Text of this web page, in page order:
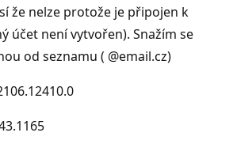
že nelze protože je připojen k
účet není vytvořen). Snažím se
od seznamu ( @email.cz)